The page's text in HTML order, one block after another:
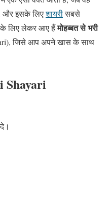
और इसके लिएशायरीसबसे
लिए लेकर आए हैंमोहब्बत से भरी
जिसे आप अपने खास के साथ
Shayari